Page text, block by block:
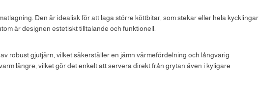
Den är idealisk för att laga större köttbitar, som stekar eller hela kycklingar,
är designen estetiskt tilltalande och funktionell.
robust gjutjärn, vilket säkerställer en jämn värmefördelning och långvarig
längre, vilket gör det enkelt att servera direkt från grytan även i kyligare